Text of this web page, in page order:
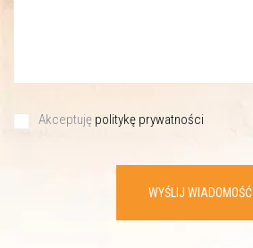
Akceptuję politykę prywatności
WYŚLIJ WIADOMOŚĆ